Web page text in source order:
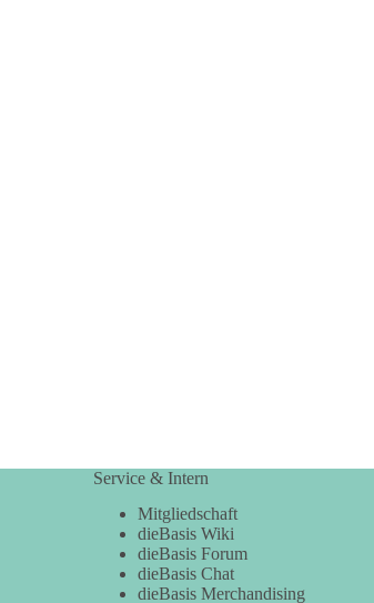
Service & Intern
Mitgliedschaft
dieBasis Wiki
dieBasis Forum
dieBasis Chat
dieBasis Merchandising